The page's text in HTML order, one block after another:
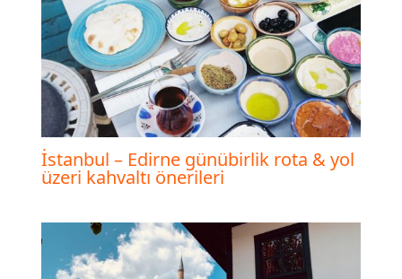
İstanbul – Edirne günübirlik rota & yol
üzeri kahvaltı önerileri